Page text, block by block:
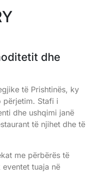
dhe
të Prishtinës, ky
përjetim. Stafi i
dhe ushqimi janë
të njihet dhe të
me përbërës të
tuaja në